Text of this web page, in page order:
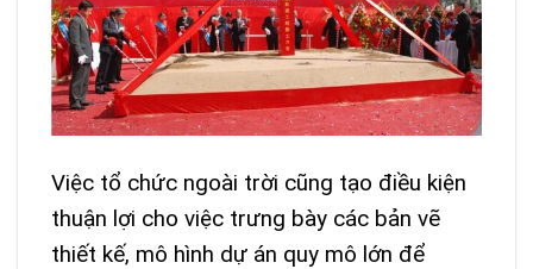
Việc tổ chức ngoài trời cũng tạo điều kiện
thuận lợi cho việc trưng bày các bản vẽ
thiết kế, mô hình dự án quy mô lớn để